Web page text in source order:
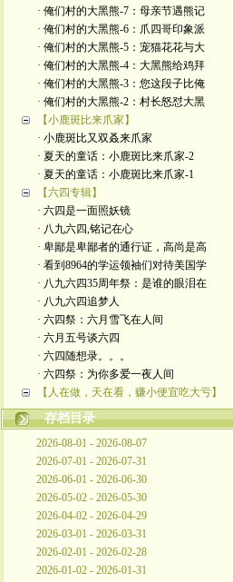
· 俺们村的大黑熊-7：母亲节遇熊记
· 俺们村的大黑熊-6：爪四哥印象派
· 俺们村的大黑熊-5：宠猫花花与大
· 俺们村的大黑熊-4：大黑熊给鸡拜
· 俺们村的大黑熊-3：您这段子比俺
· 俺们村的大黑熊-2：村长怒怼大黑
【小鹿斑比来爪家】
· 小鹿斑比又双叒来爪家
· 夏天的童话：小鹿斑比来爪家-2
· 夏天的童话：小鹿斑比来爪家-1
【六四专辑】
· 六四是一面照妖镜
· 八九六四,铭记在心
· 卑鄙是卑鄙者的通行证，高尚是高
· 看到8964的学运领袖们对待美国学
· 八九六四35周年祭：是谁的眼泪在
· 八九六四追梦人
· 六四祭：六月雪飞在人间
· 六月五号谈六四
· 六四随想录。。。
· 六四祭：为你多爱一夜人间
【人在做，天在看，赚小便宜吃大亏】
存档目录
2026-08-01 - 2026-08-07
2026-07-01 - 2026-07-31
2026-06-01 - 2026-06-30
2026-05-02 - 2026-05-30
2026-04-02 - 2026-04-29
2026-03-01 - 2026-03-31
2026-02-01 - 2026-02-28
2026-01-02 - 2026-01-31